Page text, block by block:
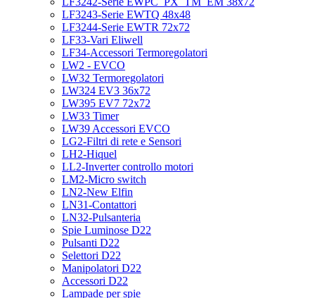
LF3243-Serie EWTQ 48x48
LF3244-Serie EWTR 72x72
LF33-Vari Eliwell
LF34-Accessori Termoregolatori
LW2 - EVCO
LW32 Termoregolatori
LW324 EV3 36x72
LW395 EV7 72x72
LW33 Timer
LW39 Accessori EVCO
LG2-Filtri di rete e Sensori
LH2-Hiquel
LL2-Inverter controllo motori
LM2-Micro switch
LN2-New Elfin
LN31-Contattori
LN32-Pulsanteria
Spie Luminose D22
Pulsanti D22
Selettori D22
Manipolatori D22
Accessori D22
Lampade per spie